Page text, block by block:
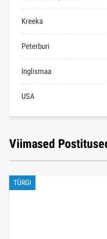
Kreeka
Peterburi
Inglismaa
USA
Viimased
TÜRGI